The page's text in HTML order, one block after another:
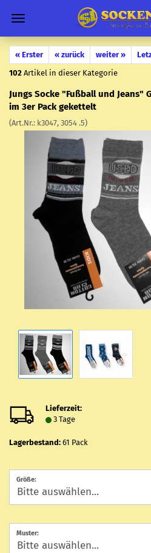
« Erster « zurück weiter »
102 Artikel in dieser Kategorie
Jungs Socke "Fuß­ball und Jeans"
im 3er Pack ge­ket­telt
(Art.Nr.: k3047, 3054 .5)
Lieferzeit:
3 Tage
Lagerbestand: 61 Pack
Größe:
Muster: